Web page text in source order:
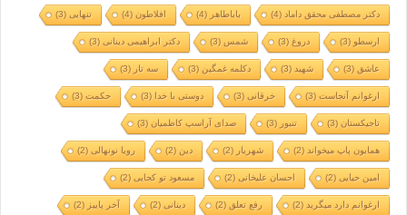
دکتر مصطفی محقق داماد (4) باباطاهر (4) افلاطون(4) تنهایی(3)
ارسطو (3) دروغ (3) شمس (3) دکتر ابراهیمی دینانی(3)
عاشق (3) شهید (3) دکلمه غمگین (3) سه تار (3)
ارغوانم آنجاست(3) خرقانی(3) دوستی با خدا (3) حکمت(3)
تاجیکستان(3) تنبور (3) صدای آراسپ کاظمیان(3)
همایون پاپ میخواند (2) شهریار (2) دین (2) رویا نونهالی(2)
امین حیایی(2) احسان علیخانی(2) مسعود تو کجایی(2)
ارغوانم دارد میگرید (2) رفع تعلق (2) دینانی(2) آخر پاییز (2)